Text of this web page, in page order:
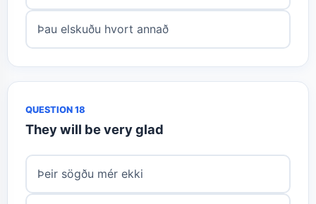
Þau elskuðu hvort annað
QUESTION 18
They will be very glad
Þeir sögðu mér ekki